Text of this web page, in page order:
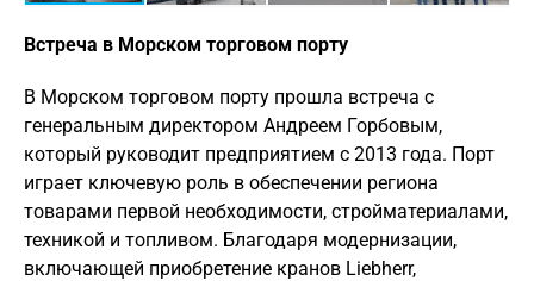
Встреча в Морском торговом порту
В Морском торговом порту прошла встреча с
генеральным директором Андреем Горбовым,
который руководит предприятием с 2013 года. Порт
играет ключевую роль в обеспечении региона
товарами первой необходимости, стройматериалами,
техникой и топливом. Благодаря модернизации,
включающей приобретение кранов Liebherr,